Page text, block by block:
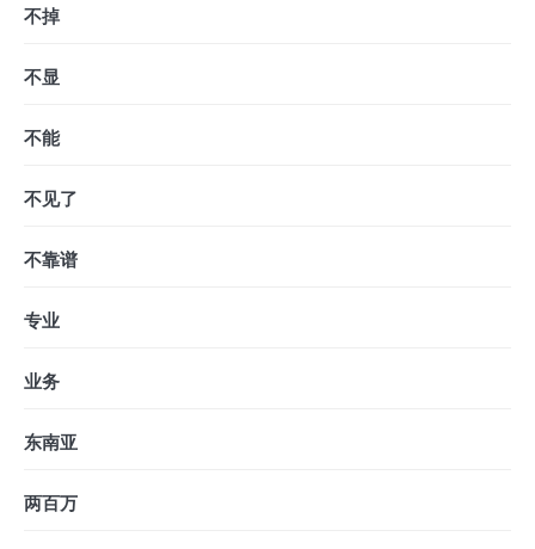
不掉
不显
不能
不见了
不靠谱
专业
业务
东南亚
两百万